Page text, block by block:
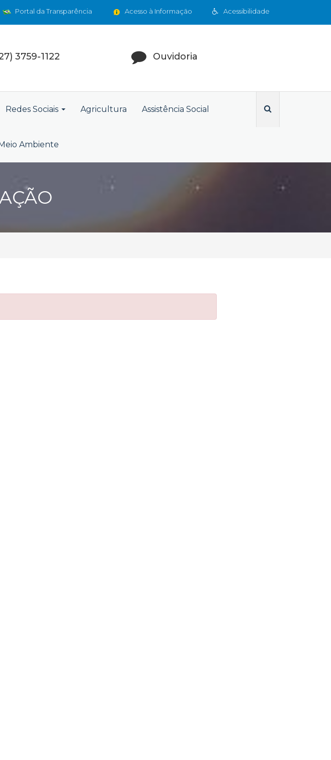
Acessibilidade
Acesso à Informação
Portal da Transparência
3759-1122 Ouvidoria
Redes Sociais Agricultura Assistência Social
Ambiente